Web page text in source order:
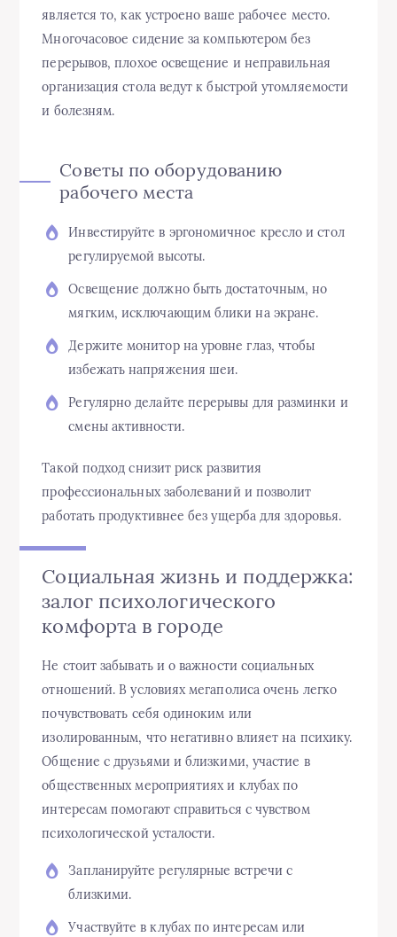
является то, как устроено ваше рабочее место.
Многочасовое сидение за компьютером без
перерывов, плохое освещение и неправильная
организация стола ведут к быстрой утомляемости
и болезням.
Советы по оборудованию
рабочего места
Инвестируйте в эргономичное кресло и стол
регулируемой высоты.
Освещение должно быть достаточным, но
мягким, исключающим блики на экране.
Держите монитор на уровне глаз, чтобы
избежать напряжения шеи.
Регулярно делайте перерывы для разминки и
смены активности.
Такой подход снизит риск развития
профессиональных заболеваний и позволит
работать продуктивнее без ущерба для здоровья.
Социальная жизнь и поддержка:
залог психологического
комфорта в городе
Не стоит забывать и о важности социальных
отношений. В условиях мегаполиса очень легко
почувствовать себя одиноким или
изолированным, что негативно влияет на психику.
Общение с друзьями и близкими, участие в
общественных мероприятиях и клубах по
интересам помогают справиться с чувством
психологической усталости.
Запланируйте регулярные встречи с
близкими.
Участвуйте в клубах по интересам или